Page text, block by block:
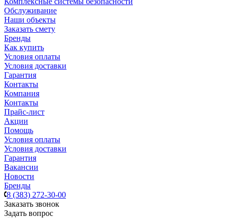
Обслуживание
Наши объекты
Заказать смету
Бренды
Как купить
Условия оплаты
Условия доставки
Гарантия
Контакты
Компания
Контакты
Прайс-лист
Акции
Помощь
Условия оплаты
Условия доставки
Гарантия
Вакансии
Новости
Бренды
8 (383) 272-30-00
Заказать звонок
Задать вопрос